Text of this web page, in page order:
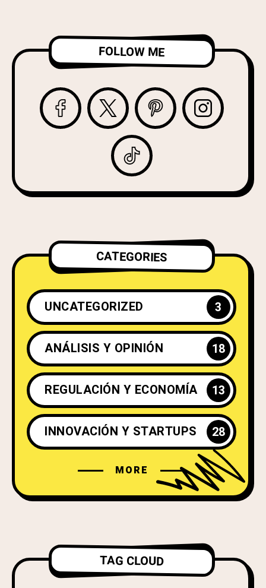
FOLLOW ME
CATEGORIES
UNCATEGORIZED 3
ANÁLISIS Y OPINIÓN 18
REGULACIÓN Y ECONOMÍA 13
INNOVACIÓN Y STARTUPS 28
FUTURO Y PROSPECTIVA 19
11
MORE
TAG CLOUD